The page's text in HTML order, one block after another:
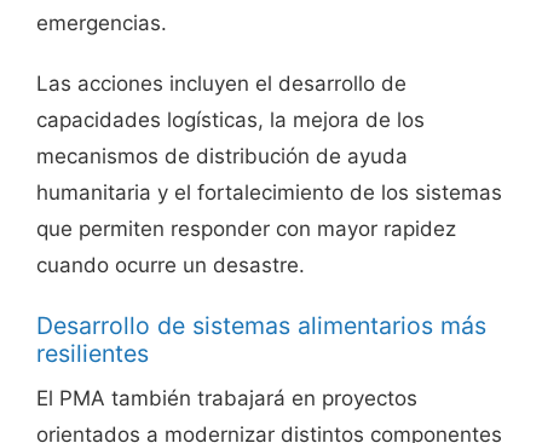
emergencias.
Las acciones incluyen el desarrollo de
capacidades logísticas, la mejora de los
mecanismos de distribución de ayuda
humanitaria y el fortalecimiento de los sistemas
que permiten responder con mayor rapidez
cuando ocurre un desastre.
Desarrollo de sistemas alimentarios más
resilientes
El PMA también trabajará en proyectos
orientados a modernizar distintos componentes